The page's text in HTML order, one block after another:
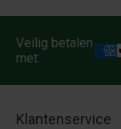
Veilig betalen
met:
Klantenservice